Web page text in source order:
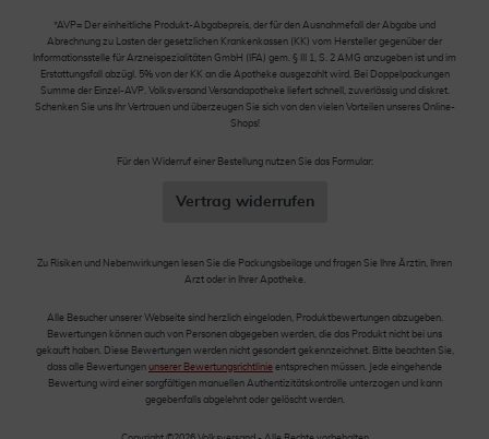
*AVP= Der einheitliche Produkt-Abgabepreis, der für den Ausnahmefall der Abgabe und
Abrechnung zu Lasten der gesetzlichen Krankenkassen (KK) vom Hersteller gegenüber der
Informationsstelle für Arzneispezialitäten GmbH (IFA) gem. § III 1, S. 2 AMG anzugeben ist und im
Erstattungsfall abzügl. 5% von der KK an die Apotheke ausgezahlt wird. Bei Doppelpackungen
Summe der Einzel-AVP. Volksversand Versandapotheke liefert schnell, zuverlässig und diskret.
Schenken Sie uns Ihr Vertrauen und überzeugen Sie sich von den vielen Vorteilen unseres Online-
Shops!
Für den Widerruf einer Bestellung nutzen Sie das Formular:
Vertrag widerrufen
Zu Risiken und Nebenwirkungen lesen Sie die Packungsbeilage und fragen Sie Ihre Ärztin, Ihren
Arzt oder in Ihrer Apotheke.
Alle Besucher unserer Webseite sind herzlich eingeladen, Produktbewertungen abzugeben.
Bewertungen können auch von Personen abgegeben werden, die das Produkt nicht bei uns
gekauft haben. Diese Bewertungen werden nicht gesondert gekennzeichnet. Bitte beachten Sie,
dass alle Bewertungen unserer Bewertungsrichtlinie entsprechen müssen. Jede eingehende
Bewertung wird einer sorgfältigen manuellen Authentizitätskontrolle unterzogen und kann
gegebenfalls abgelehnt oder gelöscht werden.